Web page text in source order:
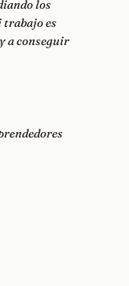
los
trabajo es
a conseguir